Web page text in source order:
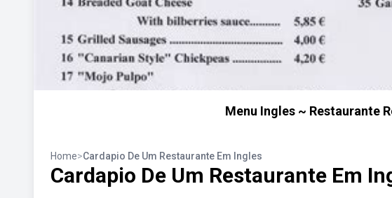
Menu Ingles ~ Restaurante
Home>Cardapio De Um Restaurante Em Ingles
Cardapio De Um Restaurante Em